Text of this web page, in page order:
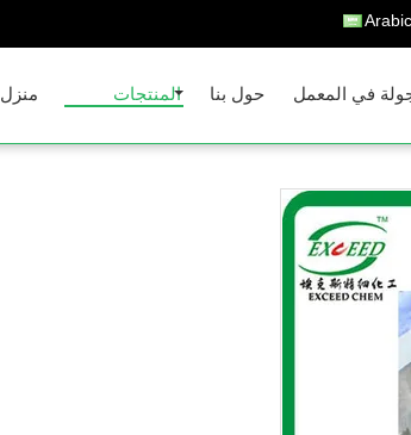
Arabic
منزل المنتجات حول بنا في المعمل